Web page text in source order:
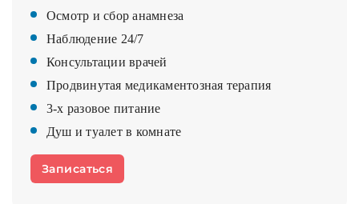
Осмотр и сбор анамнеза
Наблюдение 24/7
Консультации врачей
Продвинутая медикаментозная терапия
3-х разовое питание
Душ и туалет в комнате
Записаться